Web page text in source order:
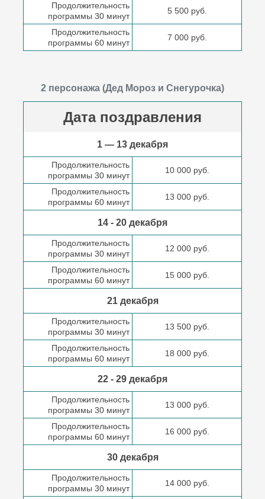
Продолжительность
программы 30 минут
5 500 руб.
Продолжительность
программы 60 минут
7 000 руб.
2 персонажа (Дед Мороз и Снегурочка)
Дата поздравления
1 — 13 декабря
Продолжительность
программы 30 минут
10 000 руб.
Продолжительность
программы 60 минут
13 000 руб.
14 - 20 декабря
Продолжительность
программы 30 минут
12 000 руб.
Продолжительность
программы 60 минут
15 000 руб.
21 декабря
Продолжительность
программы 30 минут
13 500 руб.
Продолжительность
программы 60 минут
18 000 руб.
22 - 29 декабря
Продолжительность
программы 30 минут
13 000 руб.
Продолжительность
программы 60 минут
16 000 руб.
30 декабря
Продолжительность
программы 30 минут
14 000 руб.